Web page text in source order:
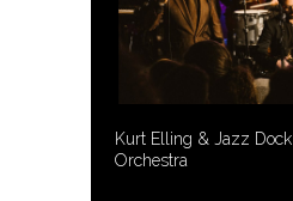
Kurt Elling & Jazz Dock
Orchestra